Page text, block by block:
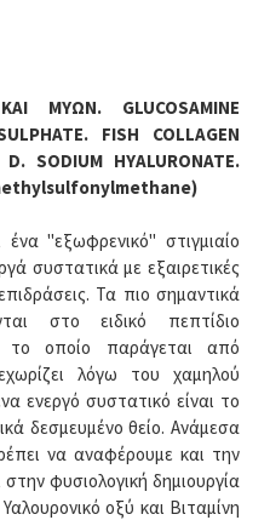
ΜΥΩΝ. GLUCOSAMINE
FISH COLLAGEN
SODIUM HYALURONATE.
"εξωφρενικό" στιγμιαίο
συστατικά με εξαιρετικές
Τα πιο σημαντικά
στο ειδικό πεπτίδιο
το οποίο παράγεται από
λόγω του χαμηλού
ενεργό συστατικό είναι το
δεσμευμένο θείο. Ανάμεσα
να αναφέρουμε και την
φυσιολογική δημιουργία
οξύ και Βιταμίνη